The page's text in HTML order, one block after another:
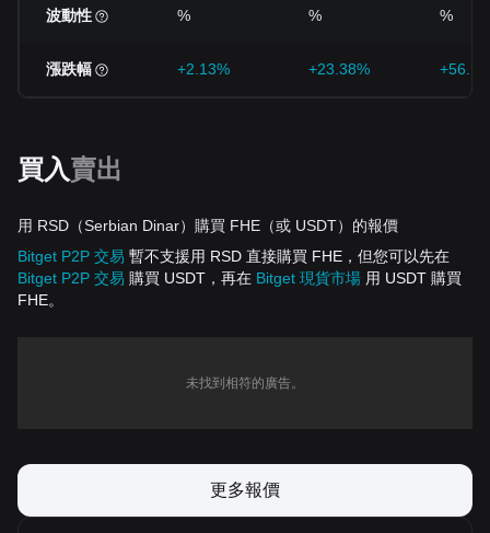
波動性 % % %
漲跌幅 +2.13% +23.38%
買入賣出
用 RSD（Serbian Dinar）購買 FHE（或 USDT）的報價
Bitget P2P 交易 暫不支援用 RSD 直接購買 FHE，但您可以先在
Bitget P2P 交易 購買 USDT，再在 Bitget 現貨市場 用 USDT 購買
FHE。
未找到相符的廣告。
更多報價